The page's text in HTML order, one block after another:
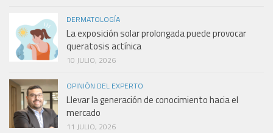
DERMATOLOGÍA
La exposición solar prolongada puede provocar
queratosis actínica
10 JULIO, 2026
OPINIÓN DEL EXPERTO
Llevar la generación de conocimiento hacia el
mercado
11 JULIO, 2026